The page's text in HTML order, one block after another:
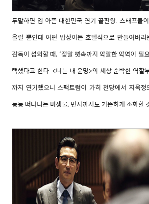
두말하면 입 아픈 대한민국 연기 끝판왕. 스태프들
올릴 뿐인데 어떤 밥상이든 호텔식으로 만들어버
감독이 섭외할 때, ‘정말 뼛속까지 악랄한 악역이 필
택했다고 한다. <너는 내 운명>의 세상 순박한 역할
까지 연기했으니 스팩트럼이 가히 천당에서 지옥
둥둥 떠다니는 미생물, 먼지까지도 거뜬하게 소화할